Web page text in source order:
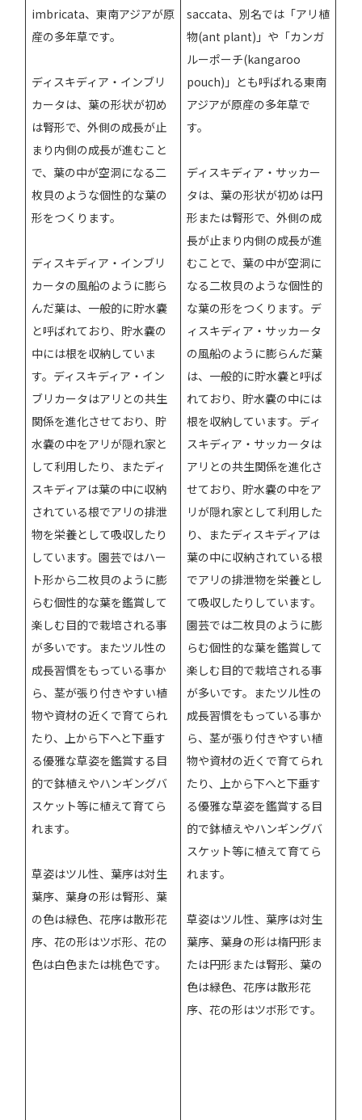
imbricata、東南アジアが原
産の多年草です。
ディスキディア・インブリ
カータは、葉の形状が初め
は腎形で、外側の成長が止
まり内側の成長が進むこと
で、葉の中が空洞になる二
枚貝のような個性的な葉の
形をつくります。
ディスキディア・インブリ
カータの風船のように膨ら
んだ葉は、一般的に貯水嚢
と呼ばれており、貯水嚢の
中には根を収納していま
す。ディスキディア・イン
ブリカータはアリとの共生
関係を進化させており、貯
水嚢の中をアリが隠れ家と
して利用したり、またディ
スキディアは葉の中に収納
されている根でアリの排泄
物を栄養として吸収したり
しています。園芸ではハー
ト形から二枚貝のように膨
らむ個性的な葉を鑑賞して
楽しむ目的で栽培される事
が多いです。またツル性の
成長習慣をもっている事か
ら、茎が張り付きやすい植
物や資材の近くで育てられ
たり、上から下へと下垂す
る優雅な草姿を鑑賞する目
的で鉢植えやハンギングバ
スケット等に植えて育てら
れます。
草姿はツル性、葉序は対生
葉序、葉身の形は腎形、葉
の色は緑色、花序は散形花
序、花の形はツボ形、花の
色は白色または桃色です。
saccata、別名では「アリ植
物(ant plant)」や「カンガ
ルーポーチ(kangaroo
pouch)」とも呼ばれる東南
アジアが原産の多年草で
す。
ディスキディア・サッカー
タは、葉の形状が初めは円
形または腎形で、外側の成
長が止まり内側の成長が進
むことで、葉の中が空洞に
なる二枚貝のような個性的
な葉の形をつくります。デ
ィスキディア・サッカータ
の風船のように膨らんだ葉
は、一般的に貯水嚢と呼ば
れており、貯水嚢の中には
根を収納しています。ディ
スキディア・サッカータは
アリとの共生関係を進化さ
せており、貯水嚢の中をア
リが隠れ家として利用した
り、またディスキディアは
葉の中に収納されている根
でアリの排泄物を栄養とし
て吸収したりしています。
園芸では二枚貝のように膨
らむ個性的な葉を鑑賞して
楽しむ目的で栽培される事
が多いです。またツル性の
成長習慣をもっている事か
ら、茎が張り付きやすい植
物や資材の近くで育てられ
たり、上から下へと下垂す
る優雅な草姿を鑑賞する目
的で鉢植えやハンギングバ
スケット等に植えて育てら
れます。
草姿はツル性、葉序は対生
葉序、葉身の形は楕円形ま
たは円形または腎形、葉の
色は緑色、花序は散形花
序、花の形はツボ形です。